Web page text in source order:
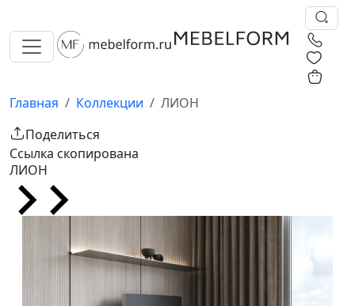
Главная Коллекции
ЛИОН
Поделиться
Ссылка скопирована
ЛИОН